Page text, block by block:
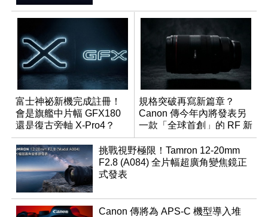
富士神祕新機完成註冊！
會是旗艦中片幅 GFX180
還是復古旁軸 X-Pro4？
規格突破再寫新篇章？
Canon 傳今年內將發表另
一款「全球首創」的 RF 新
鏡頭
挑戰視野極限！Tamron 12-20mm
F2.8 (A084) 全片幅超廣角變焦鏡正
式發表
Canon 傳將為 APS-C 機型導入堆